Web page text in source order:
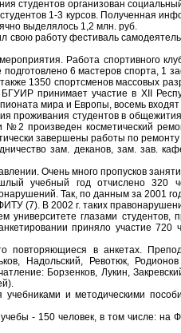
студентов организован
1-3 курсов. Полученная
выделялось 1,2 млн. руб.
свою работу фестиваль
Работа спортивного
6 мастеров спорта, 1
1350 спортсменов массовых
принимает участие в ХII
мира и Европы, восемь
проживания студентов в
произведен косметический
завершены работы по
зам. деканов, зам. зав.
Очень много пропусков
учебный год отчислено 320
Так, по данным за 2001
(7). В 2002 г. таких
глазами студентов,
приняло участие 720
повторяющиеся в анкетах.
Надольский, Ревотюк,
Борзенков, Лукин,
учебниками и методическими
учебы - 150 человек, в том числе: